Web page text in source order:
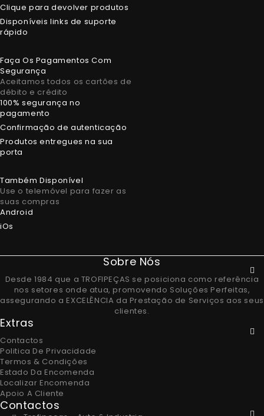
Clique para devolver produtos
Disponíveis links de suporte
rápido
Faça Os Pagamentos Com
Segurança
Aceitamos todos os cartões de
débito e crédito
100% segurança no
pagamento
Confirmação de autenticação
Produtos entregues na sua
porta
Também Disponível
Use o telemóvel para fazer as
suas compras
Android
iOs
Sobre Nós
Desde 1984 que a TROFIPEÇAS se posiciona como referência
nos setores onde atua, promovendo Soluções Perfeitas,
assegurando a EXCELÊNCIA da Prestação de Serviços aos seus
clientes.
Extras
Contactos
Politica De Privacidade
Termos & Condições
Estado Da Encomenda
Localizar Encomenda
Apoio A Cliente
Contactos